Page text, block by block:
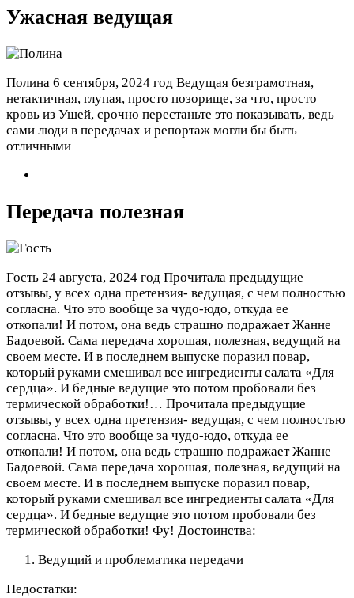
Ужасная ведущая
Полина 6 сентября, 2024 год Ведущая безграмотная,
нетактичная, глупая, просто позорище, за что, просто
кровь из Ушей, срочно перестаньте это показывать, ведь
сами люди в передачах и репортаж могли бы быть
отличными
Передача полезная
Гость 24 августа, 2024 год Прочитала предыдущие
отзывы, у всех одна претензия- ведущая, с чем полностью
согласна. Что это вообще за чудо-юдо, откуда ее
откопали! И потом, она ведь страшно подражает Жанне
Бадоевой. Сама передача хорошая, полезная, ведущий на
своем месте. И в последнем выпуске поразил повар,
который руками смешивал все ингредиенты салата «Для
сердца». И бедные ведущие это потом пробовали без
термической обработки!… Прочитала предыдущие
отзывы, у всех одна претензия- ведущая, с чем полностью
согласна. Что это вообще за чудо-юдо, откуда ее
откопали! И потом, она ведь страшно подражает Жанне
Бадоевой. Сама передача хорошая, полезная, ведущий на
своем месте. И в последнем выпуске поразил повар,
который руками смешивал все ингредиенты салата «Для
сердца». И бедные ведущие это потом пробовали без
термической обработки! Фу! Достоинства:
Ведущий и проблематика передачи
Недостатки: